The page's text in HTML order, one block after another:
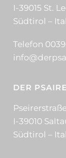
I-39015 St.
Südtirol –
Telefon
DER
I-39010
Südtirol –